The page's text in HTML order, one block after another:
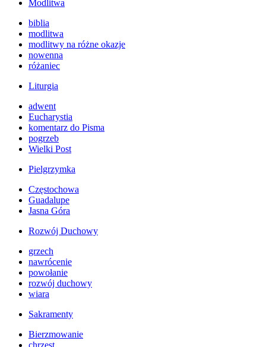
Modlitwa
biblia
modlitwa
modlitwy na różne okazje
nowenna
różaniec
Liturgia
adwent
Eucharystia
komentarz do Pisma
pogrzeb
Wielki Post
Pielgrzymka
Częstochowa
Guadalupe
Jasna Góra
Rozwój Duchowy
grzech
nawrócenie
powołanie
rozwój duchowy
wiara
Sakramenty
Bierzmowanie
chrzest